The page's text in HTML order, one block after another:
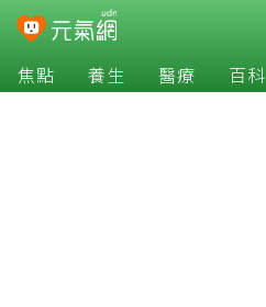
焦點 養生 醫療 百科